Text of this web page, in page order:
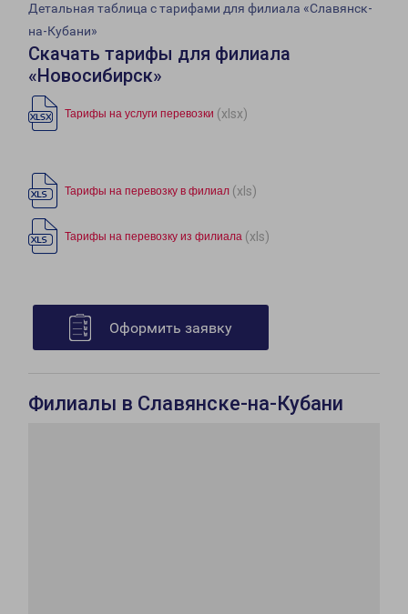
Детальная таблица с тарифами для филиала «Славянск-
на-Кубани»
Скачать тарифы для филиала
«Новосибирск»
Тарифы на услуги перевозки (xlsx)
Тарифы на перевозку в филиал (xls)
Тарифы на перевозку из филиала (xls)
Оформить заявку
Филиалы в Славянске-на-Кубани